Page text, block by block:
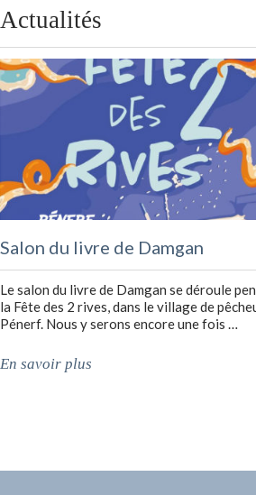
Actualités
Salon du livre de Damgan
Le salon du livre de Damgan se déroule
la Fête des 2 rives, dans le village de
Pénerf. Nous y serons encore une fois …
En savoir plus